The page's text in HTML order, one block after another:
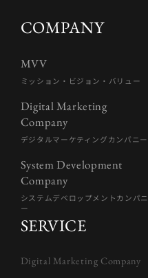
COMPANY
MVV
ミッション・ビジョン・バリュー
Digital Marketing
Company
デジタルマーケティングカンパニー
System Development
Company
システムデベロップメントカンパニ
ー
SERVICE
Digital Marketing Company